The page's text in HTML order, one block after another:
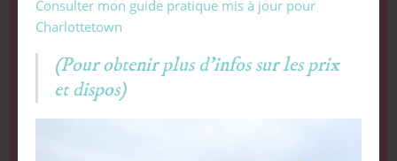
Consulter mon guide pratique mis à jour pour
Charlottetown
(Pour obtenir plus d’infos sur les prix
et dispos)